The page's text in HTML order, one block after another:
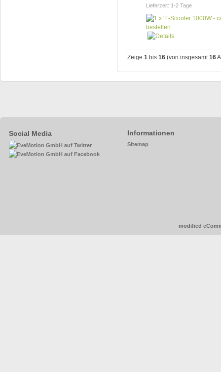
Lieferzeit: 1-2 Tage
Zeige 1 bis 16 (von insgesamt16
Social Media Informationen
Sitemap
modified